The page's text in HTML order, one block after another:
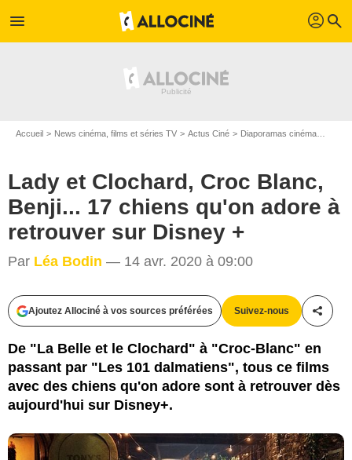
menu profil search
Accueil News cinéma, films et séries TV Actus Ciné Diaporamas cinéma
Lady et Clochard, Croc Blanc,
Benji... 17 chiens qu'on adore à
retrouver sur Disney +
Par Léa Bodin — 14 avr. 2020 à 09:00
Ajoutez Allociné à vos sources préférées Suivez-nous
De "La Belle et le Clochard" à "Croc-Blanc" en
passant par "Les 101 dalmatiens", tous ce films
avec des chiens qu'on adore sont à retrouver dès
aujourd'hui sur Disney+.